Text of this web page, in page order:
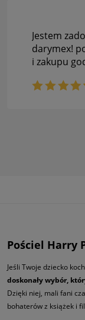
Jestem
darymex!
i zakupu
Pościel Harry
Jeśli Twoje dziecko
doskonały wybór,
Dzięki niej, mali fani
bohaterów z książek i